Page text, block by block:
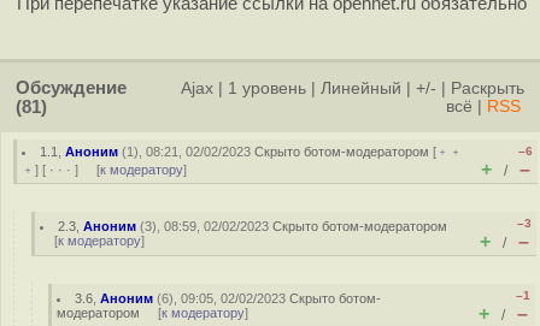
Обсуждение
(81)
Ajax 1 уровень Линейный +/-
Раскрыть
всё
RSS
1.1 ,Аноним (1), 08:21, 02/02/2023Скрыто ботом-модератором [ ﹢﹢
﹢ ] [ · · · ] [к модератору]
–6
+ / –
2.3 ,Аноним (3), 08:59, 02/02/2023Скрыто ботом-модератором
[к модератору]
–3
+ / –
3.6 ,Аноним (6), 09:05, 02/02/2023Скрыто ботом-
модератором [к модератору]
–1
+ / –